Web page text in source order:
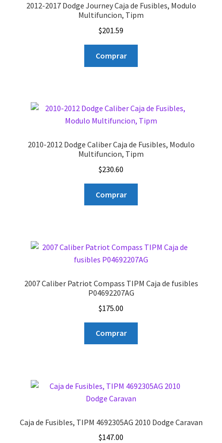
2012-2017 Dodge Journey Caja de Fusibles, Modulo
Multifuncion, Tipm
$201.59
Comprar
2010-2012 Dodge Caliber Caja de Fusibles, Modulo
Multifuncion, Tipm
$230.60
Comprar
2007 Caliber Patriot Compass TIPM Caja de fusibles
P04692207AG
$175.00
Comprar
Caja de Fusibles, TIPM 4692305AG 2010 Dodge Caravan
$147.00